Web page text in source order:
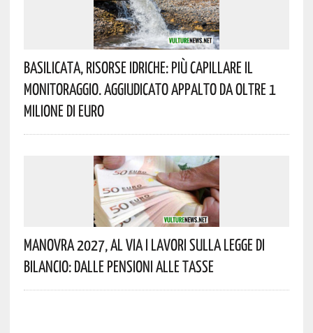
Basilicata, Risorse Idriche: Più Capillare Il
Monitoraggio. Aggiudicato Appalto Da Oltre 1
Milione Di Euro
Manovra 2027, Al Via I Lavori Sulla Legge Di
Bilancio: Dalle Pensioni Alle Tasse